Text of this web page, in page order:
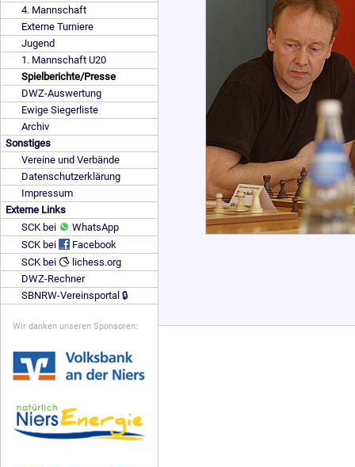
4. Mannschaft
Externe Turniere
Jugend
1. Mannschaft U20
Spielberichte/Presse
DWZ-Auswertung
Ewige Siegerliste
Archiv
Sonstiges
Vereine und Verbände
Datenschutzerklärung
Impressum
Externe Links
SCK bei
WhatsApp
SCK bei
Facebook
SCK bei
lichess.org
DWZ-Rechner
SBNRW-Vereinsportal 🔒
Wir danken unseren Sponsoren: